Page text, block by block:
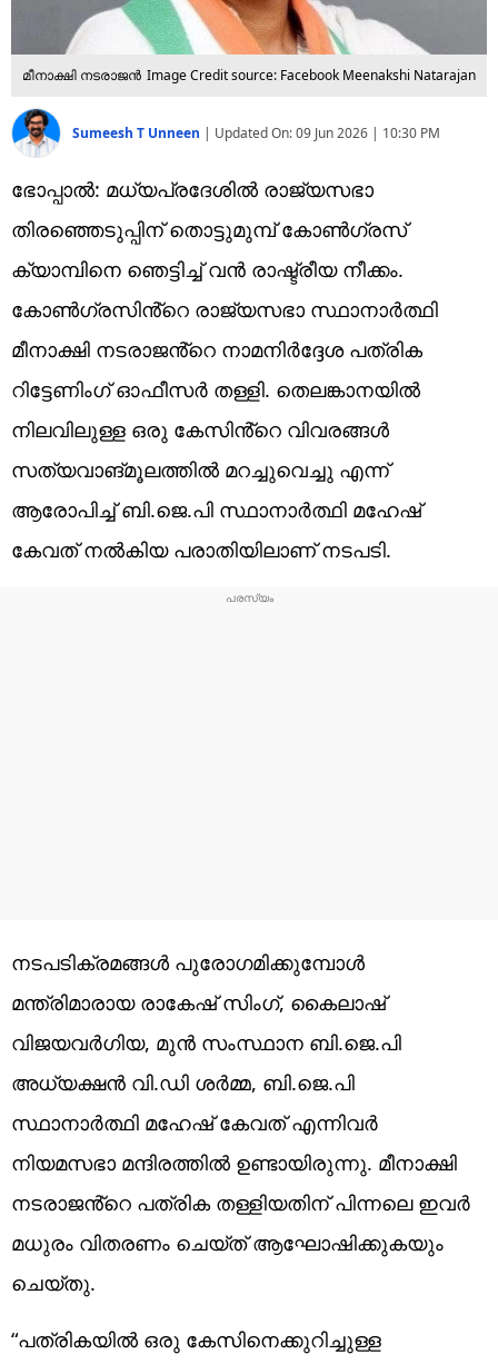
മീനാക്ഷി നടരാജൻ Image Credit source: Facebook Meenakshi Natarajan
Sumeesh T Unneen | Updated On:09 Jun 2026 | 10:30 PM
ഭോപ്പാൽ: മധ്യപ്രദേശിൽ രാജ്യസഭാ
തിരഞ്ഞെടുപ്പിന് തൊട്ടുമുമ്പ് കോൺഗ്രസ്
ക്യാമ്പിനെ ഞെട്ടിച്ച് വൻ രാഷ്ട്രീയ നീക്കം.
കോൺഗ്രസിൻ്റെ രാജ്യസഭാ സ്ഥാനാർത്ഥി
മീനാക്ഷി നടരാജൻ്റെ നാമനിർദ്ദേശ പത്രിക
റിട്ടേണിംഗ് ഓഫീസർ തള്ളി. തെലങ്കാനയിൽ
നിലവിലുള്ള ഒരു കേസിൻ്റെ വിവരങ്ങൾ
സത്യവാങ്മൂലത്തിൽ മറച്ചുവെച്ചു എന്ന്
ആരോപിച്ച് ബി.ജെ.പി സ്ഥാനാർത്ഥി മഹേഷ്
കേവത് നൽകിയ പരാതിയിലാണ് നടപടി.
നടപടിക്രമങ്ങൾ പുരോഗമിക്കുമ്പോൾ
മന്ത്രിമാരായ രാകേഷ് സിംഗ്, കൈലാഷ്
വിജയവർഗിയ, മുൻ സംസ്ഥാന ബി.ജെ.പി
അധ്യക്ഷൻ വി.ഡി ശർമ്മ, ബി.ജെ.പി
സ്ഥാനാർത്ഥി മഹേഷ് കേവത് എന്നിവർ
നിയമസഭാ മന്ദിരത്തിൽ ഉണ്ടായിരുന്നു. മീനാക്ഷി
നടരാജൻ്റെ പത്രിക തള്ളിയതിന് പിന്നലെ ഇവർ
മധുരം വിതരണം ചെയ്ത് ആഘോഷിക്കുകയും
ചെയ്തു.
“പത്രികയിൽ ഒരു കേസിനെക്കുറിച്ചുള്ള